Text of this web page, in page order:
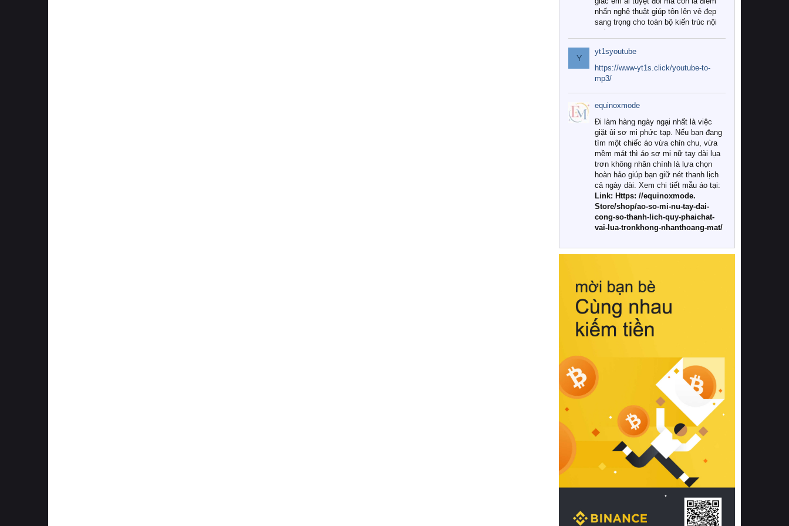
nhấn nghệ thuật giúp tôn lên vẻ đẹp
sang trọng cho toàn bộ kiến trúc nội
Tuy nhiên, giữa thị trường đa dạng
với vô vàn thương hiệu và mẫu mã
như hiện nay, làm thế nào để chọn
được những bộ chăn ga gối đệm cao
cấp thực sự chất lượng, phù hợp với
khí hậu và nhu cầu sử dụng của gia
đình? Hãy cùng chúng tôi đi tìm lời
giải đáp chi tiết qua bài viết dưới đây.
1. Tại sao các gia đình hiện đại lại ưa
chuộng chăn ga gối đệm cao cấp?
Khác với các dòng sản phẩm thông
thường, những bộ chăn ga gối đệm
cao cấp trải qua quy trình sản xuất
nghiêm ngặt từ khâu chọn lọc nguyên
liệu tự nhiên đến công nghệ dệt
nhuộm hiện đại không chứa hóa chất
này, bạn sẽ cảm nhận rõ rệt sự khác
hồi chuẩn xác của phần đệm nâng đỡ
cột sống.
Bên cạnh đó, việc lựa chọn các dòng
sản phẩm đạt chuẩn chất lượng quốc
tế còn giúp ngăn ngừa tình trạng kích
khuẩn và nấm mốc trong điều kiện
thời tiết nóng ẩm. Bạn có thể tìm hiểu
thêm các nghiên cứu khoa học về tác
động của giấc ngủ và môi trường
phòng ngủ đối với sức khỏe con
người tại Sleep Foundation (External
Link) để có cái nhìn toàn diện hơn.
2. Các tiêu chí vàng khi lựa chọn
chăn ga gối đệm cao cấp cho phòng
ngủ
Để sở hữu một bộ chăn ga gối đệm
cao cấp hoàn hảo cả về thẩm mỹ lẫn
công năng, người tiêu dùng cần cân
nhắc kỹ lưỡng các tiêu chí quan trọng
Y
yt1syoutube
https://www-yt1s.click/youtube-to-
mp3/
equinoxmode
Đi làm hàng ngày ngại nhất là việc
giặt ủi sơ mi phức tạp. Nếu bạn đang
tìm một chiếc áo vừa chỉn chu, vừa
mềm mát thì áo sơ mi nữ tay dài lụa
trơn không nhăn chính là lựa chọn
hoàn hảo giúp bạn giữ nét thanh lịch
cả ngày dài. Xem chi tiết mẫu áo tại:
Link: Https: //equinoxmode.
Store/shop/ao-so-mi-nu-tay-dai-
cong-so-thanh-lich-quy-phaichat-
vai-lua-tronkhong-nhanthoang-mat/